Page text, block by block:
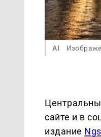
AI
сайте и в
издание